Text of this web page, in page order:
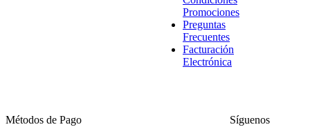
Promociones
Preguntas
Frecuentes
Facturación
Electrónica
Métodos de Pago Síguenos